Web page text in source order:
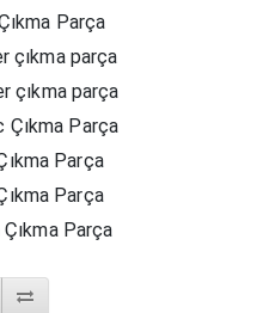
Parça
çıkma parça
çıkma parça
Parça
Parça
Parça
Parça